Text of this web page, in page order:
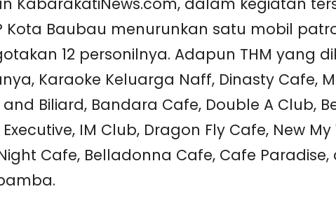
Kota Baubau menurunkan satu mobil
12 personilnya. Adapun THM yang
Karaoke Keluarga Naff, Dinasty Cafe,
Biliard, Bandara Cafe, Double A Club,
IM Club, Dragon Fly Cafe, New
Cafe, Belladonna Cafe, Cafe